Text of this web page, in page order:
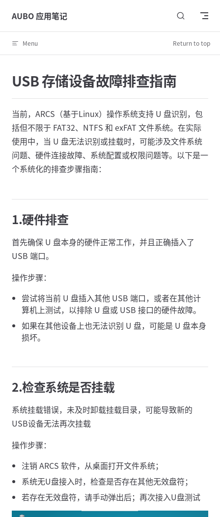
Skip to content
AUBO 应用笔记
Menu Return to top
USB 存储设备故障排查指南
当前，ARCS（基于Linux）操作系统支持 U 盘识别，包
括但不限于 FAT32、NTFS 和 exFAT 文件系统。在实际
使用中，当 U 盘无法识别或挂载时，可能涉及文件系统
问题、硬件连接故障、系统配置或权限问题等。以下是一
个系统化的排查步骤指南：
1.硬件排查
首先确保 U 盘本身的硬件正常工作，并且正确插入了
USB 端口。
操作步骤：
尝试将当前 U 盘插入其他 USB 端口，或者在其他计
算机上测试，以排除 U 盘或 USB 接口的硬件故障。
如果在其他设备上也无法识别 U 盘，可能是 U 盘本身
损坏。
2.检查系统是否挂载
系统挂载错误，未及时卸载挂载目录，可能导致新的
USB设备无法再次挂载
操作步骤：
注销 ARCS 软件，从桌面打开文件系统；
系统无U盘接入时，检查是否存在其他无效盘符；
若存在无效盘符，请手动弹出后；再次接入U盘测试